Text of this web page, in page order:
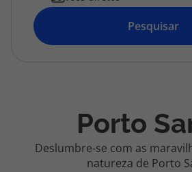
topatlantico@topatlantico.com
Pesquisar
Porto
Deslumbre-se com as
natureza de Porto